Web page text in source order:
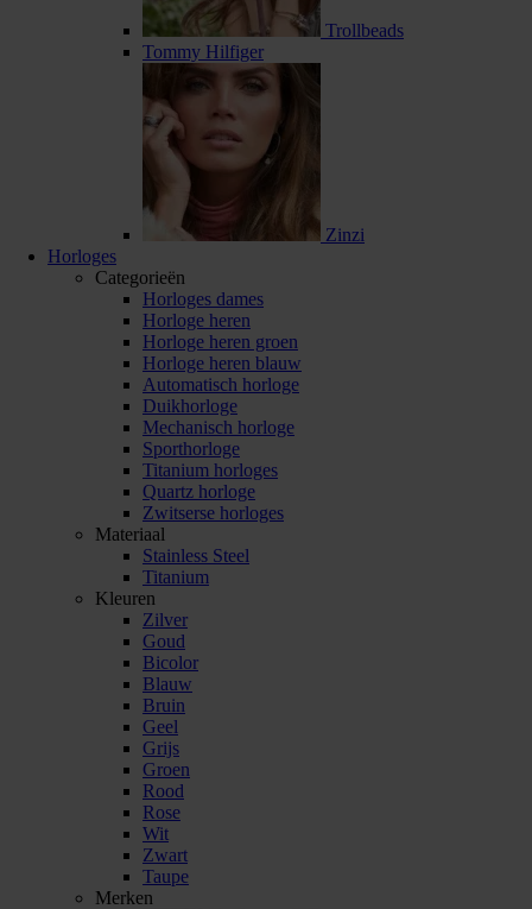
Trollbeads
Tommy Hilfiger
Zinzi
Horloges
Categorieën
Horloges dames
Horloge heren
Horloge heren groen
Horloge heren blauw
Automatisch horloge
Duikhorloge
Mechanisch horloge
Sporthorloge
Titanium horloges
Quartz horloge
Zwitserse horloges
Materiaal
Stainless Steel
Titanium
Kleuren
Zilver
Goud
Bicolor
Blauw
Bruin
Geel
Grijs
Groen
Rood
Rose
Wit
Zwart
Taupe
Merken